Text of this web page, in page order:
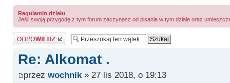
Regulamin działu
Jeśli swoją przygodę z tym forum zaczynasz od pisania w tym dziale oraz
Odpowiedz
Re: Alkomat .
przez wochnik» 27 lis 2018, o 19:13